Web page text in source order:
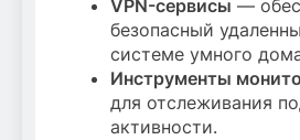
VPN-сервисы —
безопасный
системе умного
Инструменты
для отслеживания
активности.